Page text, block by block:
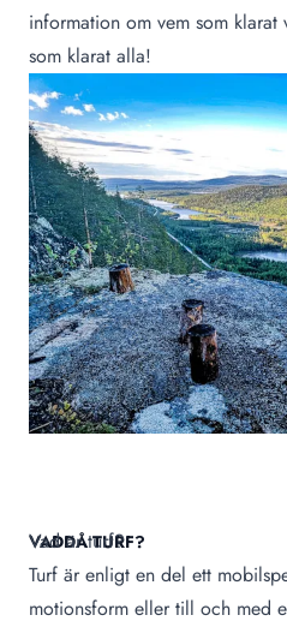
information om vem som
som klarat alla!
VADDÅ TURF?
Vad är turf?
Turf är enligt en del ett
motionsform eller till och med